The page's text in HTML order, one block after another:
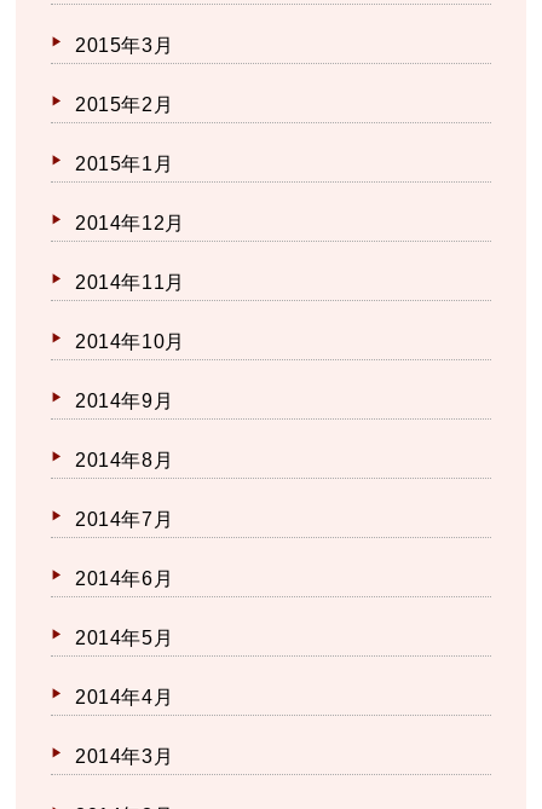
2015年3月
2015年2月
2015年1月
2014年12月
2014年11月
2014年10月
2014年9月
2014年8月
2014年7月
2014年6月
2014年5月
2014年4月
2014年3月